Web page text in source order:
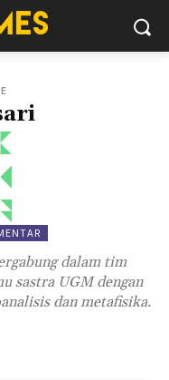
dalam tim
sastra UGM dengan
dan metafisika.